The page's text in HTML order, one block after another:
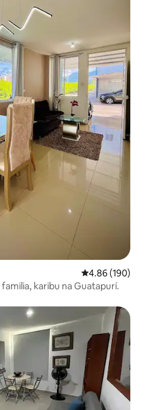
Ukadiriaji wa
4.86 (190)
karibu na Guatapurí.